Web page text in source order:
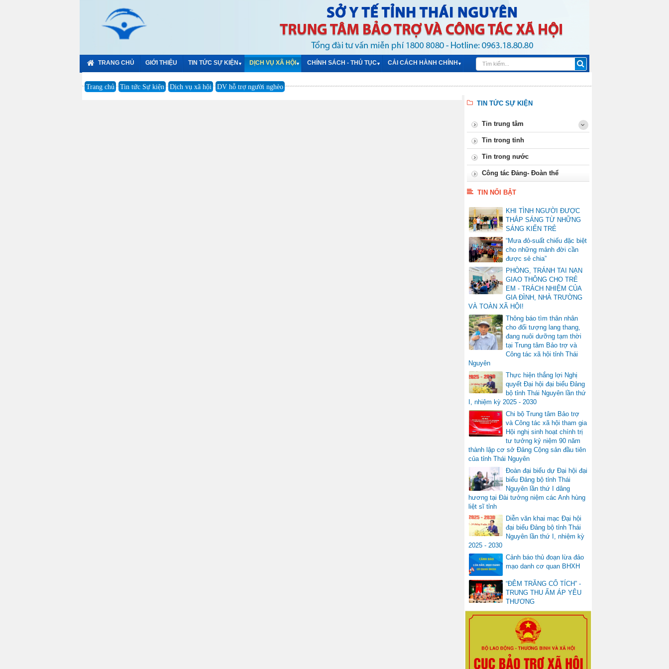
TRANG CHỦ GIỚI THIỆU TIN TỨC SỰ KIỆN ▼ DỊCH VỤ XÃ HỘI ▼ CHÍNH SÁCH - THỦ TỤC▼ CẢI CÁCH HÀNH CHÍNH ▼
Trang chủ Tin tức Sự kiện Dịch vụ xã hội DV hỗ trợ người nghèo
TIN TỨC SỰ KIỆN
Tin trung tâm
Tin trong tỉnh
Tin trong nước
Công tác Đảng- Đoàn thể
TIN NỔI BẬT
KHI TÌNH NGƯỜI ĐƯỢC
THẮP SÁNG TỪ NHỮNG
SÁNG KIẾN TRẺ
“Mưa đỏ-suất chiếu đặc biệt
cho những mảnh đời cần
được sẻ chia”
PHÒNG, TRÁNH TAI NẠN
GIAO THÔNG CHO TRẺ
EM - TRÁCH NHIỆM CỦA
GIA ĐÌNH, NHÀ TRƯỜNG
VÀ TOÀN XÃ HỘI!
Thông báo tìm thân nhân
cho đối tượng lang thang,
đang nuôi dưỡng tạm thời
tại Trung tâm Bảo trợ và
Công tác xã hội tỉnh Thái
Nguyên
Thực hiện thắng lợi Nghị
quyết Đại hội đại biểu Đảng
bộ tỉnh Thái Nguyên lần thứ
I, nhiệm kỳ 2025 - 2030
Chi bộ Trung tâm Bảo trợ
và Công tác xã hội tham gia
Hội nghị sinh hoạt chính trị
tư tưởng kỷ niệm 90 năm
thành lập cơ sở Đảng Cộng sản đầu tiên
của tỉnh Thái Nguyên
Đoàn đại biểu dự Đại hội đại
biểu Đảng bộ tỉnh Thái
Nguyên lần thứ I dâng
hương tại Đài tưởng niệm các Anh hùng
liệt sĩ tỉnh
Diễn văn khai mạc Đại hội
đại biểu Đảng bộ tỉnh Thái
Nguyên lần thứ I, nhiệm kỳ
2025 - 2030
Cảnh báo thủ đoạn lừa đảo
mạo danh cơ quan BHXH
“ĐÊM TRĂNG CỔ TÍCH” -
TRUNG THU ẤM ÁP YÊU
THƯƠNG